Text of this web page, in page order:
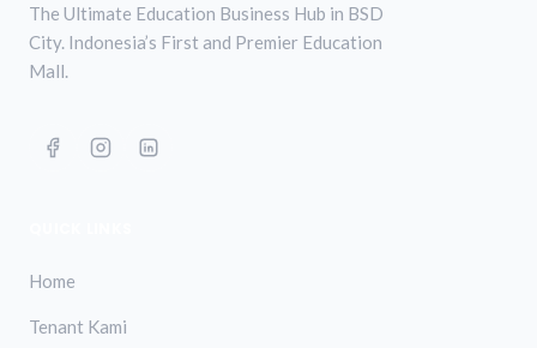
The Ultimate Education Business Hub in BSD
City. Indonesia’s First and Premier Education
Mall.
Home
Tenant Kami